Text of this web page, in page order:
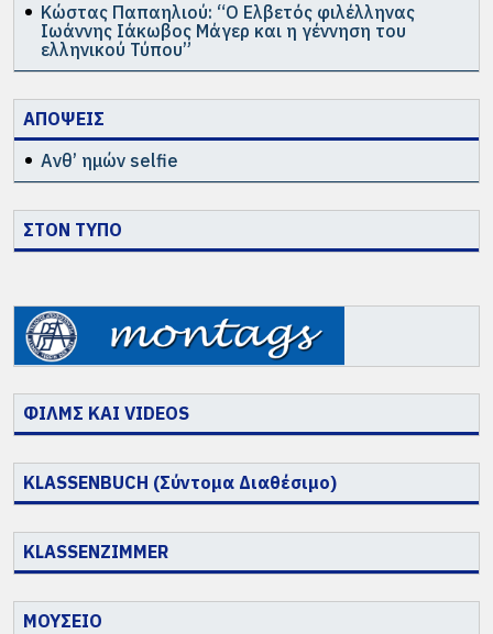
Κώστας Παπαηλιού: “Ο Ελβετός φιλέλληνας
Ιωάννης Ιάκωβος Μάγερ και η γέννηση του
ελληνικού Τύπου”
ΑΠΟΨΕΙΣ
Ανθ’ ημών selfie
ΣΤΟΝ ΤΥΠΟ
ΦΙΛΜΣ ΚΑΙ VIDEOS
KLASSENBUCH (Σύντομα Διαθέσιμο)
KLASSENZIMMER
ΜΟΥΣΕΙΟ